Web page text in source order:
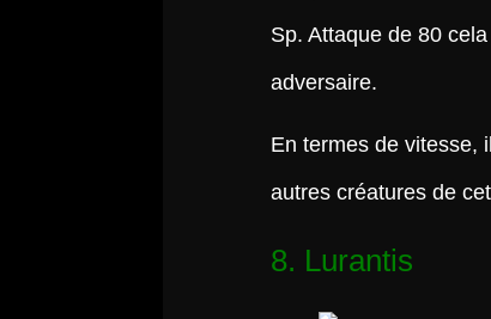
Sp. Attaque de 80
adversaire.
En termes de vitesse,
autres créatures de
8. Lurantis